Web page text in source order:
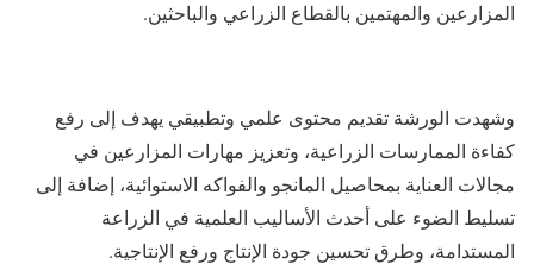
المزارعين والمهتمين بالقطاع الزراعي والباحثين.
وشهدت الورشة تقديم محتوى علمي وتطبيقي يهدف إلى رفع
كفاءة الممارسات الزراعية، وتعزيز مهارات المزارعين في
مجالات العناية بمحاصيل المانجو والفواكه الاستوائية، إضافة إلى
تسليط الضوء على أحدث الأساليب العلمية في الزراعة
المستدامة، وطرق تحسين جودة الإنتاج ورفع الإنتاجية.